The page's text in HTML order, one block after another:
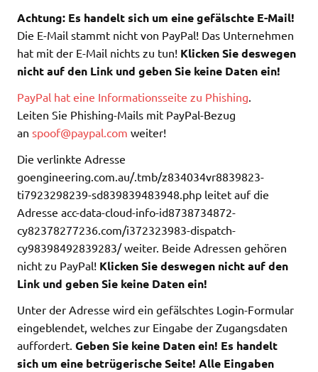
Achtung: Es handelt sich um eine gefälschte E-Mail!
Die E-Mail stammt nicht von PayPal! Das Unternehmen
hat mit der E-Mail nichts zu tun! Klicken Sie deswegen
nicht auf den Link und geben Sie keine Daten ein!
PayPal hat eine Informationsseite zu Phishing
Leiten Sie Phishing-Mails mit PayPal-Bezug
an spoof@paypal.com weiter!
Die verlinkte Adresse
goengineering.com.au/.tmb/z834034vr8839823-
ti7923298239-sd839839483948.php leitet auf die
Adresse acc-data-cloud-info-id8738734872-
cy82378277236.com/i372323983-dispatch-
cy98398492839283/ weiter. Beide Adressen gehören
nicht zu PayPal! Klicken Sie deswegen nicht auf den
Link und geben Sie keine Daten ein!
Unter der Adresse wird ein gefälschtes Login-Formular
eingeblendet, welches zur Eingabe der Zugangsdaten
auffordert. Geben Sie keine Daten ein! Es handelt
sich um eine betrügerische Seite! Alle Eingaben